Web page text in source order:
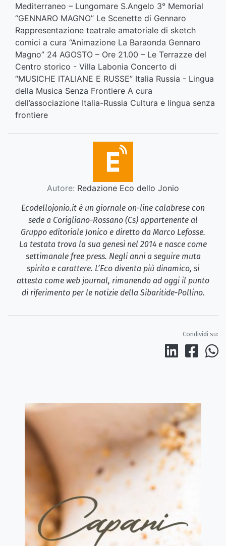
Mediterraneo – Lungomare S.Angelo 3° Memorial
“GENNARO MAGNO” Le Scenette di Gennaro
Rappresentazione teatrale amatoriale di sketch
comici a cura “Animazione La Baraonda Gennaro
Magno” 24 AGOSTO – Ore 21.00 – Le Terrazze del
Centro storico - Villa Labonia Concerto di
“MUSICHE ITALIANE E RUSSE” Italia Russia - Lingua
della Musica Senza Frontiere A cura
dell’associazione Italia-Russia Cultura e lingua senza
frontiere
Autore: Redazione Eco dello Jonio
Ecodellojonio.it è un giornale on-line calabrese con
sede a Corigliano-Rossano (Cs) appartenente al
Gruppo editoriale Jonico e diretto da Marco Lefosse.
La testata trova la sua genesi nel 2014 e nasce come
settimanale free press. Negli anni a seguire muta
spirito e carattere. L’Eco diventa più dinamico, si
attesta come web journal, rimanendo ad oggi il punto
di riferimento per le notizie della Sibaritide-Pollino.
Condividi su: